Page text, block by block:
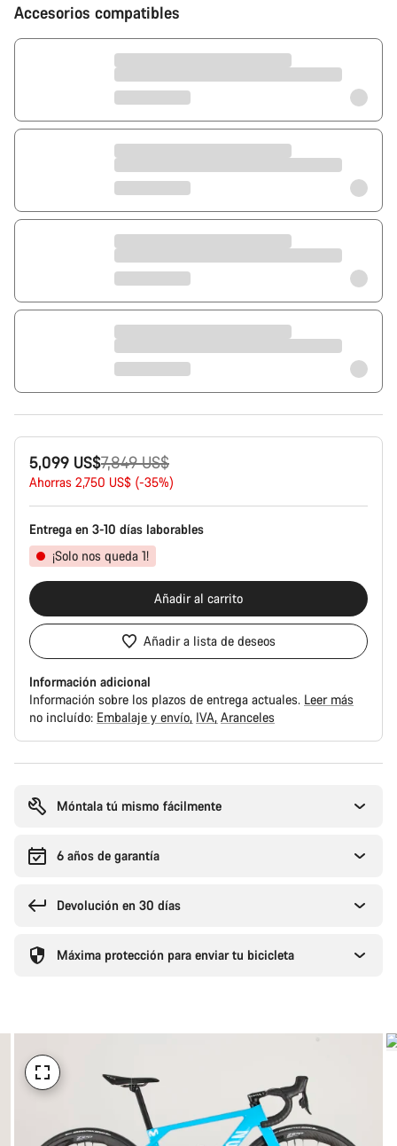
Accesorios compatibles
5,099 US$
Precio
original
7,849 US$
Ahorras 2,750 US$ (-35%)
Entrega en 3-10 días laborables
¡Solo nos queda 1!
Añadir al carrito
Añadir a lista de deseos
Información adicional
Información sobre los plazos de entrega actuales. Leer más
no incluído: Embalaje y envío IVA Aranceles
compra
Móntala tú mismo fácilmente
6 años de garantía
Devolución en 30 días
Máxima protección para enviar tu bicicleta